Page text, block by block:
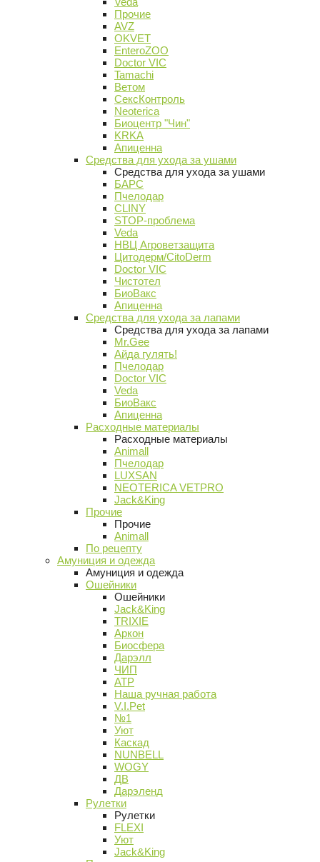
Прочие
AVZ
OKVET
EnteroZOO
Doctor VIC
Tamachi
Ветом
СексКонтроль
Neoterica
Биоцентр "Чин"
KRKA
Апиценна
Средства для ухода за ушами
Средства для ухода за ушами
БАРС
Пчелодар
CLINY
STOP-проблема
Veda
НВЦ Агроветзащита
Цитодерм/CitoDerm
Doctor VIC
Чистотел
БиоВакс
Апиценна
Средства для ухода за лапами
Средства для ухода за лапами
Mr.Gee
Айда гулять!
Пчелодар
Doctor VIC
Veda
БиоВакс
Апиценна
Расходные материалы
Расходные материалы
Animall
Пчелодар
LUXSAN
NEOTERICA VETPRO
Jack&King
Прочие
Прочие
Animall
По рецепту
Амуниция и одежда
Амуниция и одежда
Ошейники
Ошейники
Jack&King
TRIXIE
Аркон
Биосфера
Дарэлл
ЧИП
АТР
Наша ручная работа
V.I.Pet
№1
Уют
Каскад
NUNBELL
WOGY
ДВ
Дарэленд
Рулетки
Рулетки
FLEXI
Уют
Jack&King